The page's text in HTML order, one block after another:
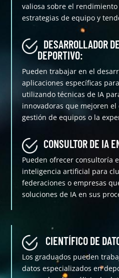
valiosa sobre el
estrategias de equipo y
DESARROLLADOR
DEPORTIVO:
Pueden trabajar en el
aplicaciones específicas
utilizando técnicas de IA
innovadoras que mejoren
gestión de equipos o la
CONSULTOR DE IA
Pueden ofrecer consultoría
inteligencia artificial para
federaciones o empresas
soluciones de IA en sus
CIENTÍFICO DE
Los graduados pueden
datos especializados en